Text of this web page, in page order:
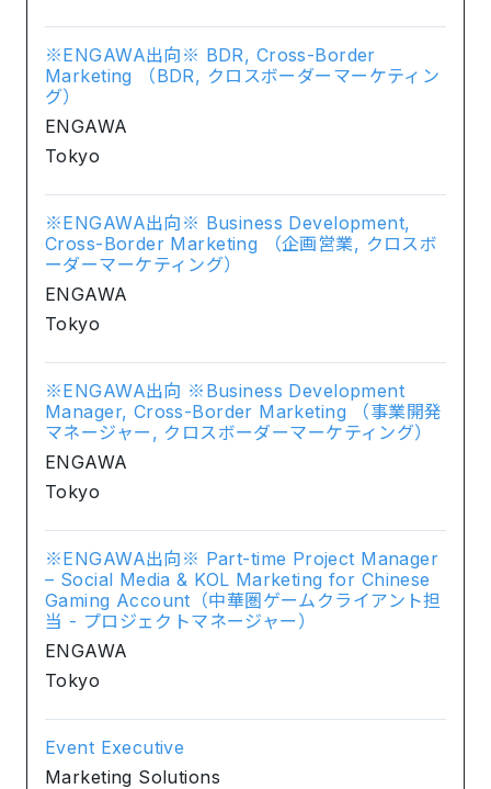
※ENGAWA出向※ BDR, Cross-Border
Marketing （BDR, クロスボーダーマーケティン
グ）
ENGAWA
Tokyo
※ENGAWA出向※ Business Development,
Cross-Border Marketing （企画営業, クロスボ
ーダーマーケティング）
ENGAWA
Tokyo
※ENGAWA出向 ※Business Development
Manager, Cross-Border Marketing （事業開発
マネージャー, クロスボーダーマーケティング）
ENGAWA
Tokyo
※ENGAWA出向※ Part-time Project Manager
– Social Media & KOL Marketing for Chinese
Gaming Account（中華圏ゲームクライアント担
当 - プロジェクトマネージャー）
ENGAWA
Tokyo
Event Executive
Marketing Solutions